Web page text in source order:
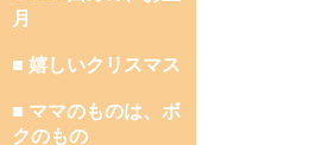
月
■ 嬉しいクリスマス
■ ママのものは、ボ
クのもの